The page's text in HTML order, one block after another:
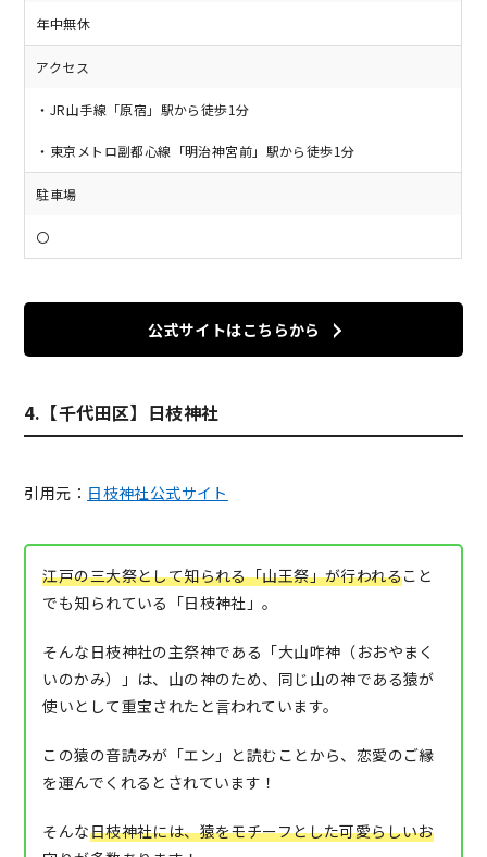
年中無休
アクセス
・JR山手線「原宿」駅から徒歩1分
・東京メトロ副都心線「明治神宮前」駅から徒歩1分
駐車場
〇
公式サイトはこちらから
4.【千代田区】日枝神社
引用元： 日枝神社公式サイト
江戸の三大祭として知られる「山王祭」が行われること
でも知られている「日枝神社」。
そんな日枝神社の主祭神である「大山咋神（おおやまく
いのかみ）」は、山の神のため、同じ山の神である猿が
使いとして重宝されたと言われています。
この猿の音読みが「エン」と読むことから、恋愛のご縁
を運んでくれるとされています！
そんな日枝神社には、猿をモチーフとした可愛らしいお